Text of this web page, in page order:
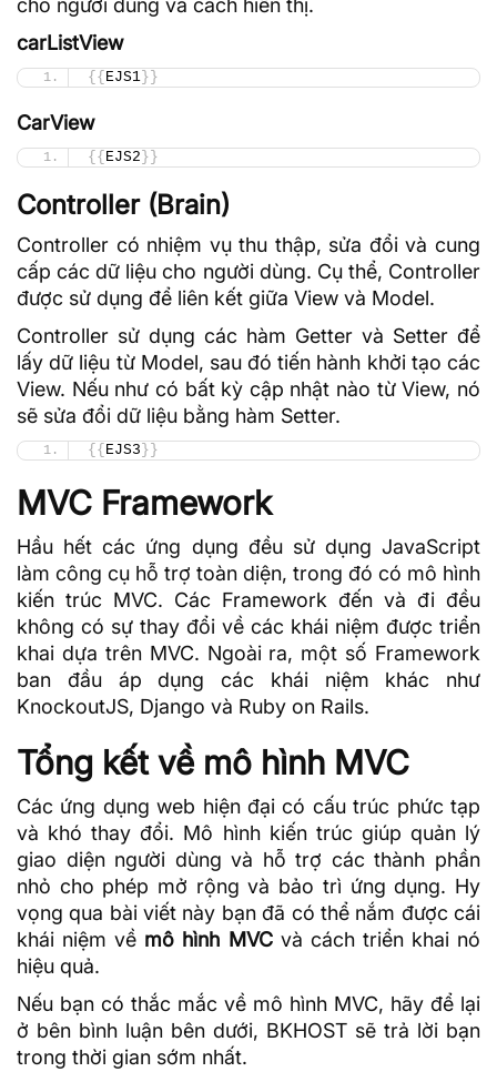
cho người dùng và cách hiển thị.
carListView
{{ EJS1 }}
CarView
{{ EJS2 }}
Controller (Brain)
Controller có nhiệm vụ thu thập, sửa đổi và cung
cấp các dữ liệu cho người dùng. Cụ thể, Controller
được sử dụng để liên kết giữa View và Model.
Controller sử dụng các hàm Getter và Setter để
lấy dữ liệu từ Model, sau đó tiến hành khởi tạo các
View. Nếu như có bất kỳ cập nhật nào từ View, nó
sẽ sửa đổi dữ liệu bằng hàm Setter.
{{ EJS3 }}
MVC Framework
Hầu hết các ứng dụng đều sử dụng JavaScript
làm công cụ hỗ trợ toàn diện, trong đó có mô hình
kiến trúc MVC. Các Framework đến và đi đều
không có sự thay đổi về các khái niệm được triển
khai dựa trên MVC. Ngoài ra, một số Framework
ban đầu áp dụng các khái niệm khác như
KnockoutJS, Django và Ruby on Rails.
Tổng kết về mô hình MVC
Các ứng dụng web hiện đại có cấu trúc phức tạp
và khó thay đổi. Mô hình kiến trúc giúp quản lý
giao diện người dùng và hỗ trợ các thành phần
nhỏ cho phép mở rộng và bảo trì ứng dụng. Hy
vọng qua bài viết này bạn đã có thể nắm được cái
khái niệm về mô hình MVCvà cách triển khai nó
hiệu quả.
Nếu bạn có thắc mắc về mô hình MVC, hãy để lại
ở bên bình luận bên dưới, BKHOST sẽ trả lời bạn
trong thời gian sớm nhất.